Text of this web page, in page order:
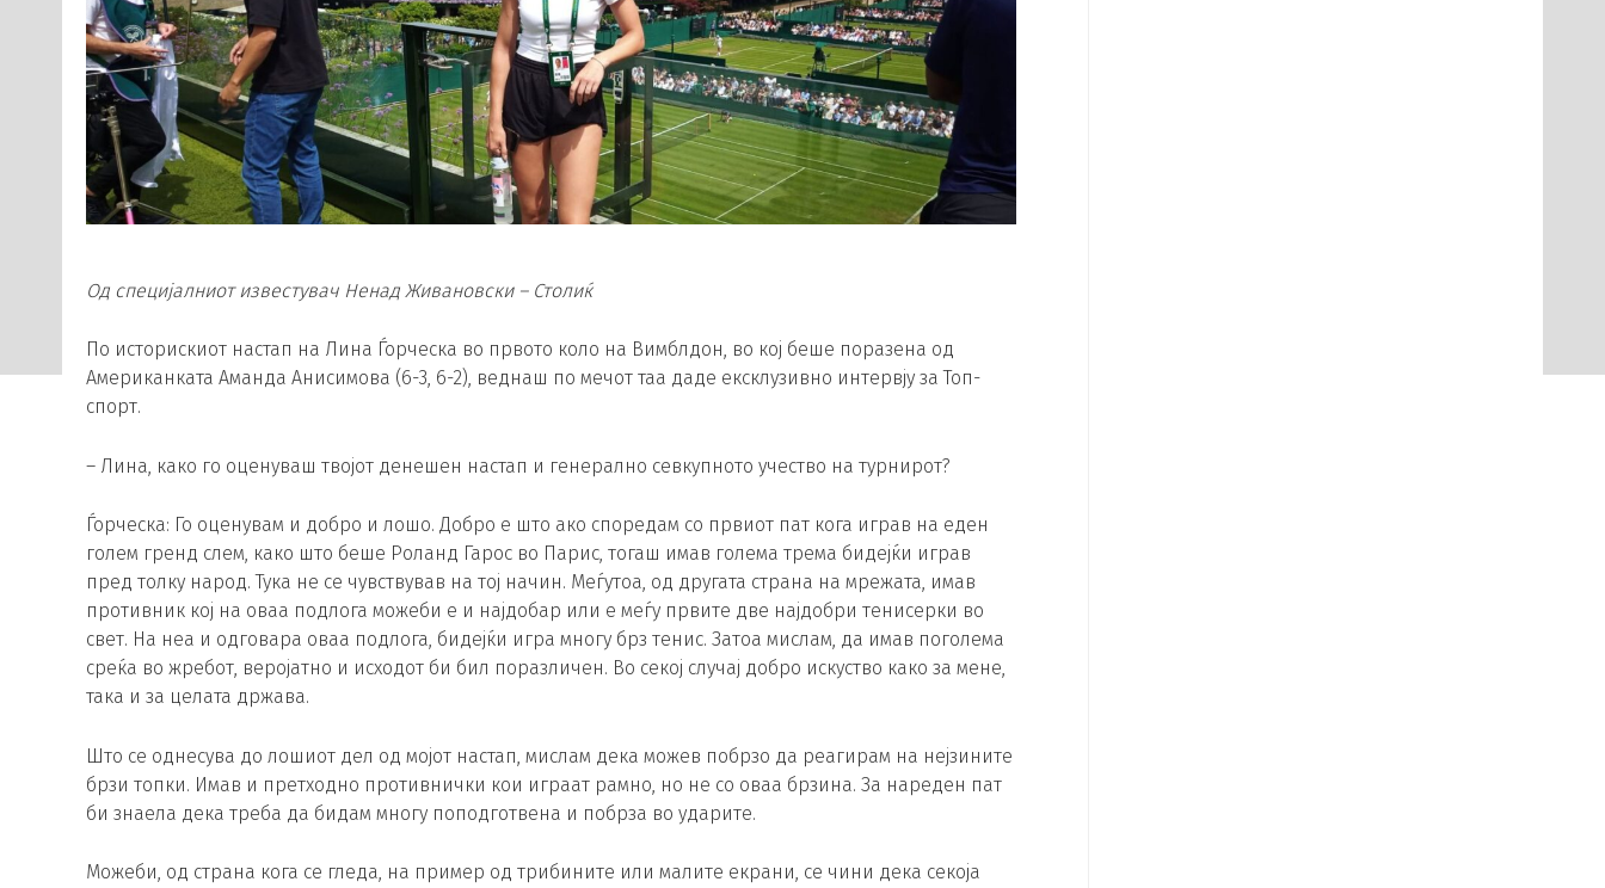
Од специјалниот известувач Ненад Живановски – Столиќ
По историскиот настап на Лина Ѓорческа во првото коло на Вимблдон, во кој беше поразена од
Американката Аманда Анисимова (6-3, 6-2), веднаш по мечот таа даде ексклузивно интервју за Топ-
спорт.
– Лина, како го оценуваш твојот денешен настап и генерално севкупното учество на турнирот?
Ѓорческа: Го оценувам и добро и лошо. Добро е што ако споредам со првиот пат кога играв на еден
голем гренд слем, како што беше Роланд Гарос во Парис, тогаш имав голема трема бидејќи играв
пред толку народ. Тука не се чувствував на тој начин. Меѓутоа, од другата страна на мрежата, имав
противник кој на оваа подлога можеби е и најдобар или е меѓу првите две најдобри тенисерки во
свет. На неа и одговара оваа подлога, бидејќи игра многу брз тенис. Затоа мислам, да имав поголема
среќа во жребот, веројатно и исходот би бил поразличен. Во секој случај добро искуство како за мене,
така и за целата држава.
Што се однесува до лошиот дел од мојот настап, мислам дека можев побрзо да реагирам на нејзините
брзи топки. Имав и претходно противнички кои играат рамно, но не со оваа брзина. За нареден пат
би знаела дека треба да бидам многу поподготвена и побрза во ударите.
Можеби, од страна кога се гледа, на пример од трибините или малите екрани, се чини дека секоја